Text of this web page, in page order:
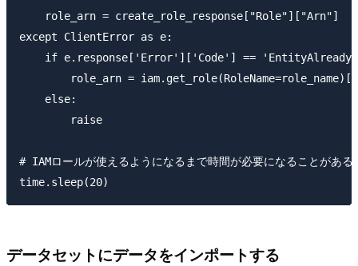
    role_arn = create_role_response["Role"]["Arn"]
except ClientError as e:
if e.response['Error']['Code'] ==
role_arn =
    else:
        raise
# IAMロールが使えるようになるまで時間が必要になることがある
データセットにデータをインポートする